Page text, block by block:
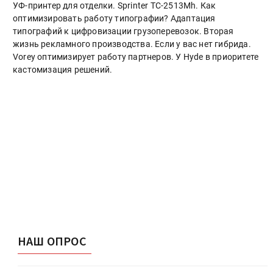
УФ-принтер для отделки. Sprinter ТС-2513Mh. Как
оптимизировать работу типографии? Адаптация
типографий к цифровизации грузоперевозок. Вторая
жизнь рекламного производства. Если у вас нет гибрида.
Vorey оптимизирует работу партнеров. У Hyde в приоритете
кастомизация решений.
НАШ ОПРОС